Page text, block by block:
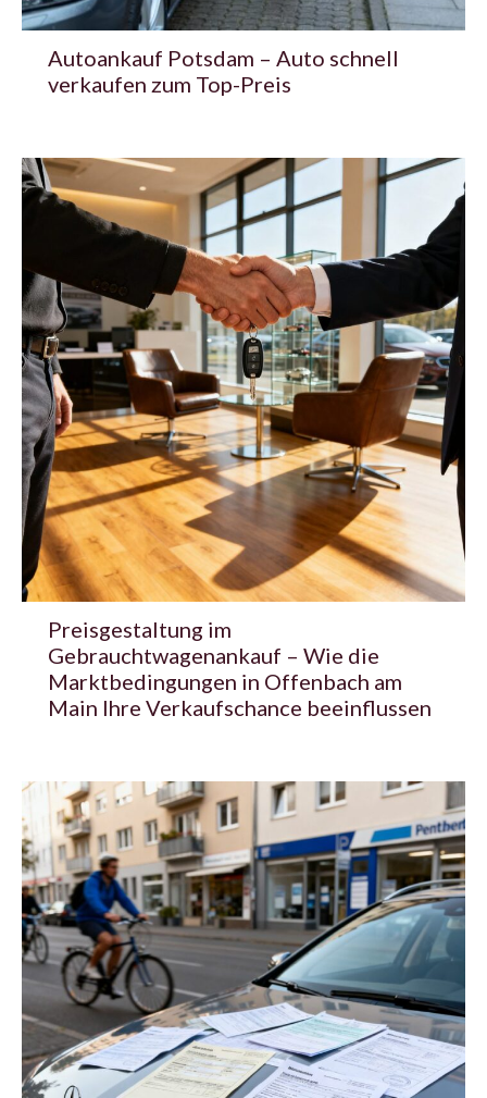
Autoankauf Potsdam – Auto schnell
verkaufen zum Top-Preis
Preisgestaltung im
Gebrauchtwagenankauf – Wie die
Marktbedingungen in Offenbach am
Main Ihre Verkaufschance beeinflussen